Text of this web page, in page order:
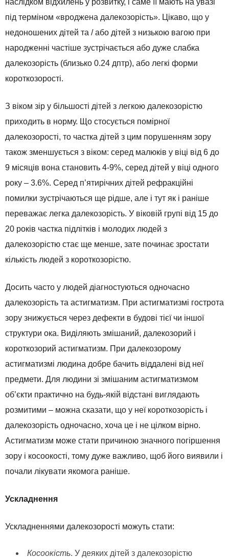
наслідком відхилень у розвитку, і саме її мають на увазі
під терміном «вроджена далекозорість». Цікаво, що у
недоношених дітей та / або дітей з низькою вагою при
народженні частіше зустрічається або дуже слабка
далекозорість (близько 0.24 дптр), або легкі форми
короткозорості.
З віком зір у більшості дітей з легкою далекозорістю
приходить в норму. Що стосується помірної
далекозорості, то частка дітей з цим порушенням зору
також зменшується з віком: серед малюків у віці від 6 до
9 місяців вона становить 4-9%, серед дітей у віці одного
року – 3.6%. Серед п’ятирічних дітей рефракційні
помилки зустрічаються ще рідше, але і тут як і раніше
переважає легка далекозорість. У віковій групі від 15 до
20 років частка підлітків і молодих людей з
далекозорістю стає ще менше, зате починає зростати
кількість людей з короткозорістю.
Досить часто у людей діагностуються одночасно
далекозорість та астигматизм. При астигматизмі гострота
зору знижується через дефекти в будові тієї чи іншої
структури ока. Виділяють змішаний, далекозорий і
короткозорий астигматизм. При далекозорому
астигматизмі людина добре бачить віддалені від неї
предмети. Для людини зі змішаним астигматизмом
об’єкти практично на будь-якій відстані виглядають
розмитими – можна сказати, що у неї короткозорість і
далекозорість одночасно, хоча це і не цілком вірно.
Астигматизм може стати причиною значного погіршення
зору і косоокості, тому дуже важливо, щоб його виявили і
почали лікувати якомога раніше.
Ускладнення
Ускладненнями далекозорості можуть стати:
Косоокість. У деяких дітей з далекозорістю